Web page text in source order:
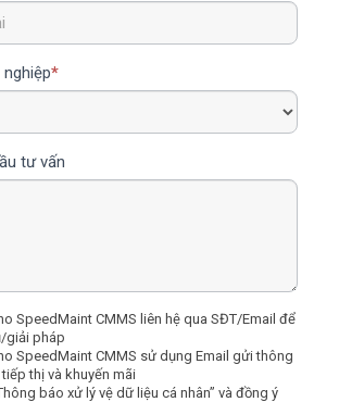
*
tư vấn
SpeedMaint CMMS liên hệ qua SĐT/Email để
giải pháp
SpeedMaint CMMS sử dụng Email gửi thông
thị và khuyến mãi
báo xử lý vệ dữ liệu cá nhân” và đồng ý